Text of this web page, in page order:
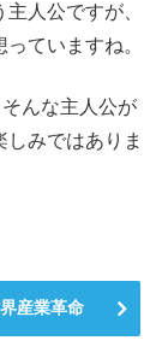
人公ですが、
ていますね。
んな主人公が
みではありま
産業革命